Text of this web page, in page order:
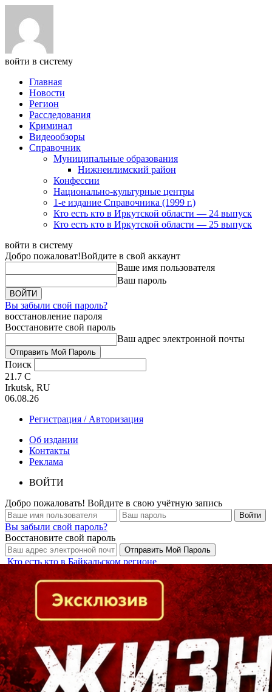
войти в систему
Главная
Новости
Регион
Расследования
Криминал
Видеообзоры
Справочник
Муниципальные образования
Нижнеилимский район
Конфессии
Национально-культурные центры
1-е издание Справочника (1999 г.)
Кто есть кто в Иркутской области — 24 выпуск
Кто есть кто в Иркутской области — 25 выпуск
войти в систему
Добро пожаловат!Войдите в свой аккаунт
Ваше имя пользователя
Ваш пароль
Вы забыли свой пароль?
восстановление пароля
Восстановите свой пароль
Ваш адрес электронной почты
Поиск
21.7 C
Irkutsk, RU
06.08.26
Регистрация / Авторизация
Об издании
Контакты
Реклама
ВОЙТИ
Добро пожаловать! Войдите в свою учётную запись
Вы забыли свой пароль?
Восстановите свой пароль
Кто есть кто в Байкальском регионе